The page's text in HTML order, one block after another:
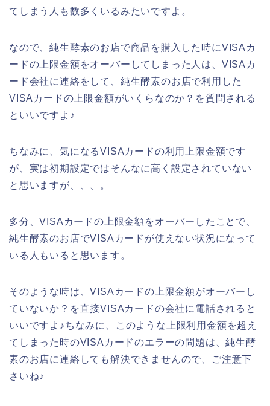
てしまう人も数多くいるみたいですよ。
なので、純生酵素のお店で商品を購入した時にVISAカ
ードの上限金額をオーバーしてしまった人は、VISAカ
ード会社に連絡をして、純生酵素のお店で利用した
VISAカードの上限金額がいくらなのか？を質問される
といいですよ♪
ちなみに、気になるVISAカードの利用上限金額です
が、実は初期設定ではそんなに高く設定されていない
と思いますが、、、。
多分、VISAカードの上限金額をオーバーしたことで、
純生酵素のお店でVISAカードが使えない状況になって
いる人もいると思います。
そのような時は、VISAカードの上限金額がオーバーし
ていないか？を直接VISAカードの会社に電話されると
いいですよ♪ちなみに、このような上限利用金額を超え
てしまった時のVISAカードのエラーの問題は、純生酵
素のお店に連絡しても解決できませんので、ご注意下
さいね♪